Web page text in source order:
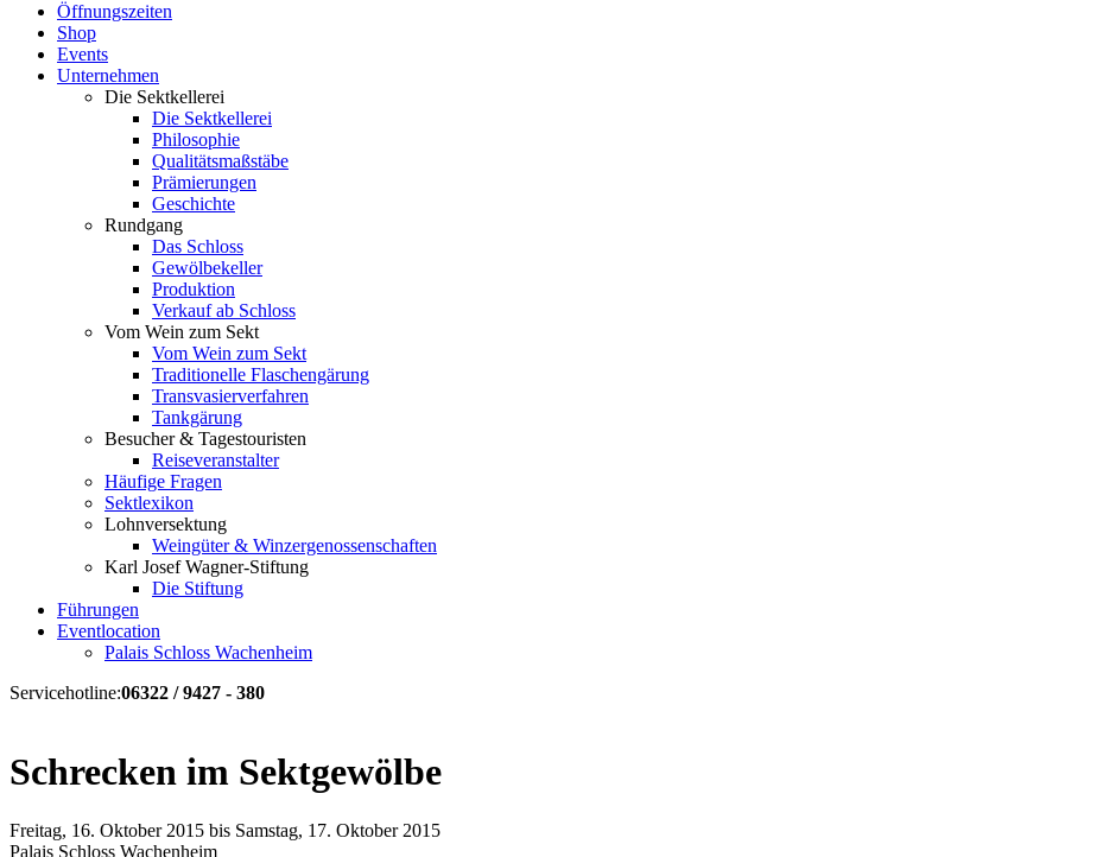
Öffnungszeiten
Shop
Events
Unternehmen
Die Sektkellerei
Die Sektkellerei
Philosophie
Qualitätsmaßstäbe
Prämierungen
Geschichte
Rundgang
Das Schloss
Gewölbekeller
Produktion
Verkauf ab Schloss
Vom Wein zum Sekt
Vom Wein zum Sekt
Traditionelle Flaschengärung
Transvasierverfahren
Tankgärung
Besucher & Tagestouristen
Reiseveranstalter
Häufige Fragen
Sektlexikon
Lohnversektung
Weingüter & Winzergenossenschaften
Karl Josef Wagner-Stiftung
Die Stiftung
Führungen
Eventlocation
Palais Schloss Wachenheim
Servicehotline:06322 / 9427 - 380
Schrecken im Sektgewölbe
Freitag, 16. Oktober 2015 bis Samstag, 17. Oktober 2015
Palais Schloss Wachenheim